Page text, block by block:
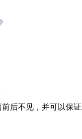
后不见，并可以保